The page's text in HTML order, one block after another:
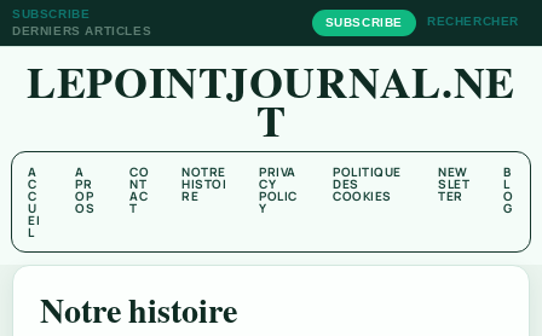
SUBSCRIBE
DERNIERS ARTICLES
SUBSCRIBE RECHERCHER
LEPOINTJOURNAL.NE
T
A
C
C
U
EI
L
A
PR
OP
OS
CO
NT
AC
T
NOTRE
HISTOI
RE
PRIVA
CY
POLIC
Y
POLITIQUE
DES
COOKIES
NEW
SLET
TER
B
L
O
G
Notre histoire